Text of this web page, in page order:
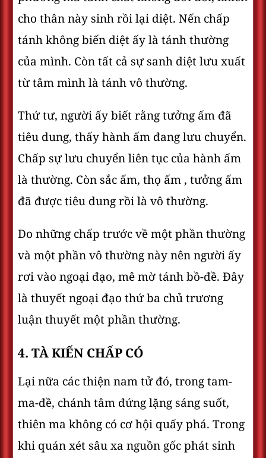
cho thân này sinh rồi lại diệt. Nến chấp
tánh không biến diệt ấy là tánh thường
của mình. Còn tất cả sự sanh diệt lưu xuất
từ tâm mình là tánh vô thường.
Thứ tư, người ấy biết rằng tưởng ấm đã
tiêu dung, thấy hành ấm đang lưu chuyển.
Chấp sự lưu chuyển liên tục của hành ấm
là thường. Còn sắc ấm, thọ ấm , tưởng ấm
đã được tiêu dung rồi là vô thường.
Do những chấp trước về một phần thường
và một phần vô thường này nên người ấy
rơi vào ngoại đạo, mê mờ tánh bồ-đề. Đây
là thuyết ngoại đạo thứ ba chủ trương
luận thuyết một phần thường.
4. TÀ KIẾN CHẤP CÓ
Lại nữa các thiện nam tử đó, trong tam-
ma-đề, chánh tâm đứng lặng sáng suốt,
thiên ma không có cơ hội quấy phá. Trong
khi quán xét sâu xa nguồn gốc phát sinh